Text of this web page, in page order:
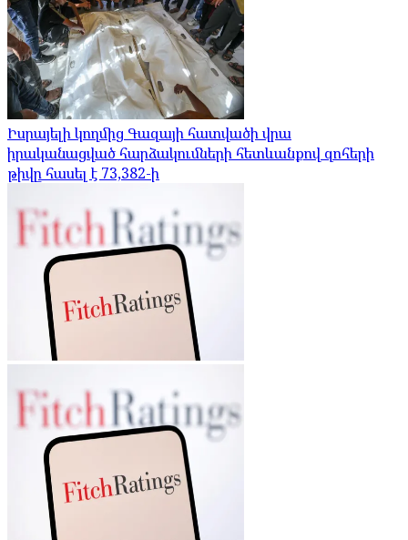
Իսրայելի կողմից Գազայի հատվածի վրա
իրականացված հարձակումների հետևանքով զոհերի
թիվը հասել է 73,382-ի